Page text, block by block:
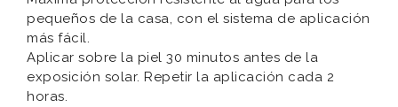
pequeños de la casa, con el sistema de aplicación
más fácil.
Aplicar sobre la piel 30 minutos antes de la
exposición solar. Repetir la aplicación cada 2
horas.